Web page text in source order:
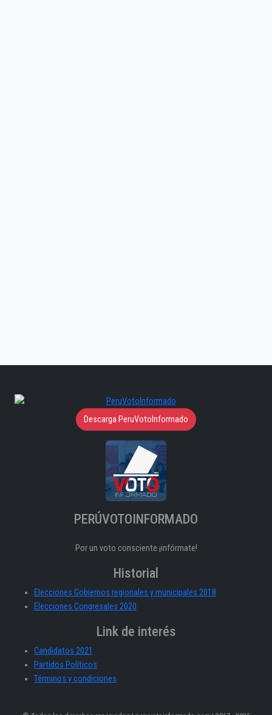
Descarga PeruVotoInformado
PERÚVOTOINFORMADO
Por un voto consciente ¡infórmate!
Historial
Elecciones Gobiernos regionales y municipales 2018
Elecciones Congresales 2020
Link de interés
Candidatos 2021
Partidos Políticos
Términos y condiciones